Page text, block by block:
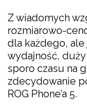
Z wiadomych
rozmiarowo-
dla każdego,
wydajność, duży
sporo czasu na
zdecydowanie
ROG Phone’a 5.